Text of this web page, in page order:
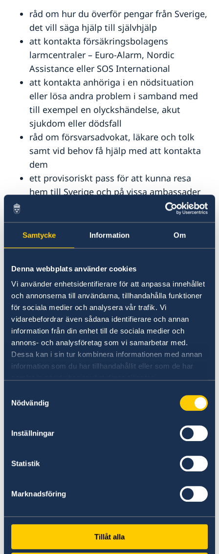
Samtycke Information Om
Denna webbplats använder cookies
Vi använder enhetsidentifierare för att anpassa innehållet
och annonserna till användarna, tillhandahålla funktioner
för sociala medier och analysera vår trafik. Vi
vidarebefordrar även sådana identifierare och annan
information från din enhet till de sociala medier och
annons- och analysföretag som vi samarbetar med.
Dessa kan i sin tur kombinera informationen med annan
information som du har tillhandahållit eller som de har
Nödvändig
Inställningar
Statistik
Marknadsföring
Tillåt alla
Övriga upplysningar
råd om hur du överför pengar från Sverige,
det vill säga hjälp till självhjälp
att kontakta försäkringsbolagens
larmcentraler – Euro-Alarm, Nordic
Assistance eller SOS International
att kontakta anhöriga i en nödsituation
eller lösa andra problem i samband med
till exempel en olyckshändelse, akut
sjukdom eller dödsfall
råd om försvarsadvokat, läkare och tolk
samt vid behov få hjälp med att kontakta
dem
ett provisoriskt pass för att kunna resa
hem till Sverige och på vissa ambassader
kan du även få ett ordinarie pass.
Vad kan du inte få hjälp med?
hotell- och biljettbokning
betalning av skulder, böter eller borgen.
Vem kan få hjälp?
svensk medborgare som är bosatt i
Sverige
flykting eller statslös person som är bosatt
i Sverige.
I vissa fall kan även annan utländsk
medborgare som är bosatt i Sverige få hjälp.
Det gäller även svensk medborgare som inte är
bosatt i Sverige.
Tänk på att:
teckna en reseförsäkring eller kontrollera
reseskydd innan resan börjar
ha giltigt pass och visum
kontrollera om du behöver vaccinera dig